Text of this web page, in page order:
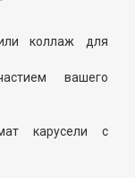
коллаж для
вашего
карусели с